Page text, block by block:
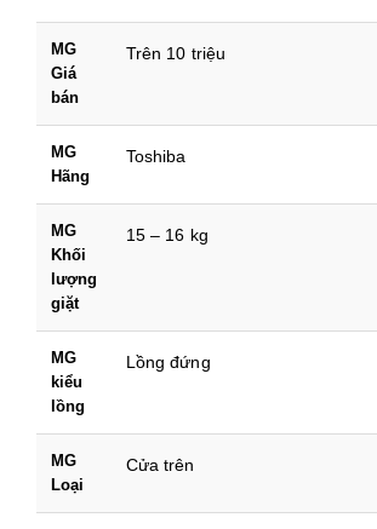
MG
Giá
bán
Trên 10 triệu
MG
Hãng
Toshiba
MG
Khối
lượng
giặt
15 – 16 kg
MG
kiểu
lồng
Lồng đứng
MG
Loại
Cửa trên